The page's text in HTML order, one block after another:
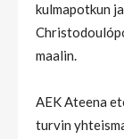
kulmapotkun
maalin.
AEK Ateena
turvin